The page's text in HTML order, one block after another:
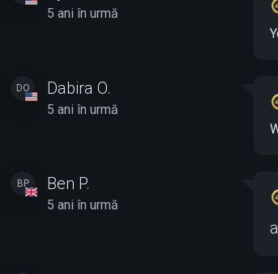
5 ani în urmă
DO Dabira O.
5 ani în urmă
BP Ben P.
5 ani în urmă